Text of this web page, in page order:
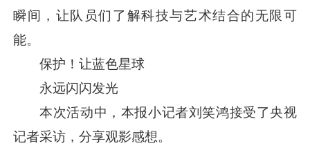
瞬间，让队员们了解科技与艺术结合的无限可
能。
保护！让蓝色星球
永远闪闪发光
本次活动中，本报小记者刘笑鸿接受了央视
记者采访，分享观影感想。